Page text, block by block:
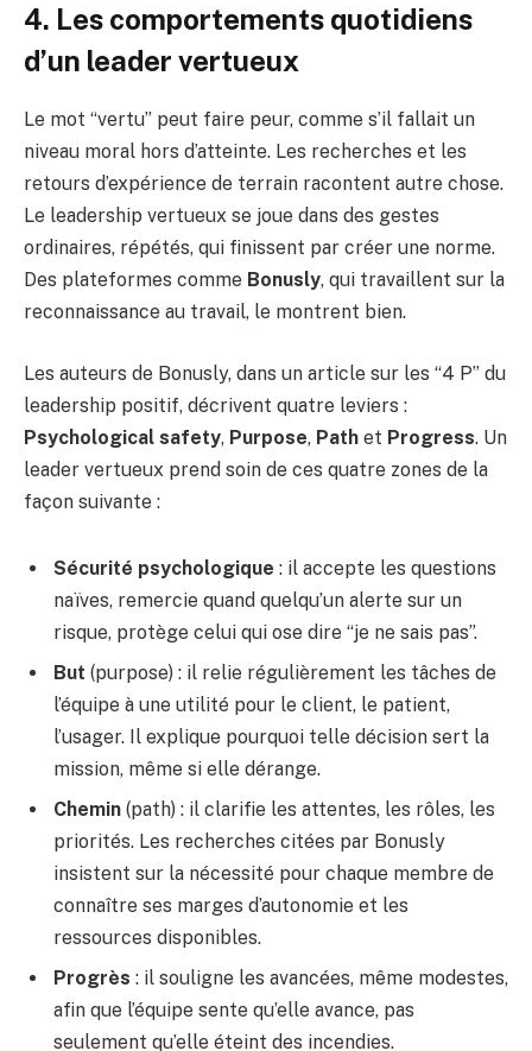
4. Les comportements quotidiens
d’un leader vertueux
Le mot “vertu” peut faire peur, comme s’il fallait un
niveau moral hors d’atteinte. Les recherches et les
retours d’expérience de terrain racontent autre chose.
Le leadership vertueux se joue dans des gestes
ordinaires, répétés, qui finissent par créer une norme.
Des plateformes comme Bonusly, qui travaillent sur la
reconnaissance au travail, le montrent bien.
Les auteurs de Bonusly, dans un article sur les “4 P” du
leadership positif, décrivent quatre leviers :
Psychological safety, Purpose, Path et Progress. Un
leader vertueux prend soin de ces quatre zones de la
façon suivante :
Sécurité psychologique : il accepte les questions
naïves, remercie quand quelqu’un alerte sur un
risque, protège celui qui ose dire “je ne sais pas”.
But (purpose) : il relie régulièrement les tâches de
l’équipe à une utilité pour le client, le patient,
l’usager. Il explique pourquoi telle décision sert la
mission, même si elle dérange.
Chemin (path) : il clarifie les attentes, les rôles, les
priorités. Les recherches citées par Bonusly
insistent sur la nécessité pour chaque membre de
connaître ses marges d’autonomie et les
ressources disponibles.
Progrès : il souligne les avancées, même modestes,
afin que l’équipe sente qu’elle avance, pas
seulement qu’elle éteint des incendies.